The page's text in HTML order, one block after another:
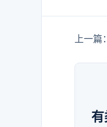
上一篇：
有